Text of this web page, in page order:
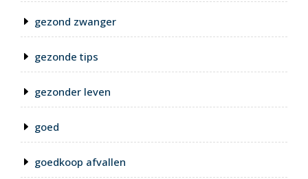
gezond zwanger
gezonde tips
gezonder leven
goed
goedkoop afvallen